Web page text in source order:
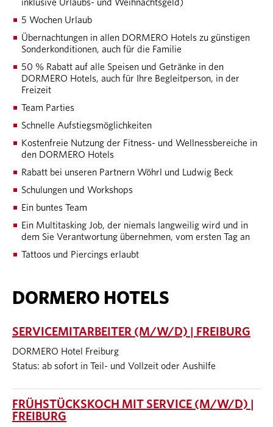
inklusive Urlaubs- und Weihnachtsgeld)
5 Wochen Urlaub
Übernachtungen in allen DORMERO Hotels zu günstigen
Sonderkonditionen, auch für die Familie
50 % Rabatt auf alle Speisen und Getränke in den
DORMERO Hotels, auch für Ihre Begleitperson, in der
Freizeit
Team Parties
Schnelle Aufstiegsmöglichkeiten
Kostenfreie Nutzung der Fitness- und Wellnessbereiche in
den DORMERO Hotels
Rabatt bei unseren Partnern Wöhrl und Ludwig Beck
Schulungen und Workshops
Ein buntes Team
Ein Multitasking Job, der niemals langweilig wird und in
dem Sie Verantwortung übernehmen, vom ersten Tag an
Tattoos und Piercings erlaubt
DORMERO HOTELS
SERVICEMITARBEITER (M/W/D) | FREIBURG
DORMERO Hotel Freiburg
Status: ab sofort in Teil- und Vollzeit oder Aushilfe
FRÜHSTÜCKSKOCH MIT SERVICE (M/W/D) |
FREIBURG